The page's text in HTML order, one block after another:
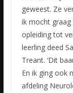
geweest. Ze
ik mocht
opleiding tot
leerling deed
Treant. ‘Dit
En ik ging ook
afdeling